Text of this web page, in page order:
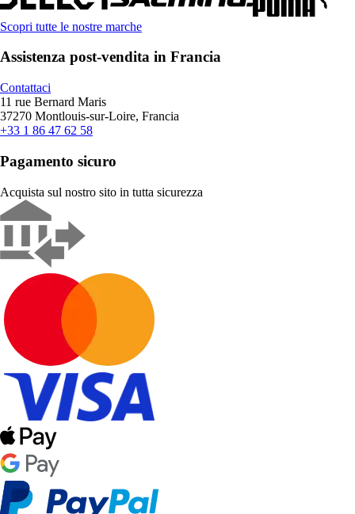
Scopri tutte le nostre marche
Assistenza post-vendita in Francia
Contattaci
11 rue Bernard Maris
37270 Montlouis-sur-Loire, Francia
+33 1 86 47 62 58
Pagamento sicuro
Acquista sul nostro sito in tutta sicurezza